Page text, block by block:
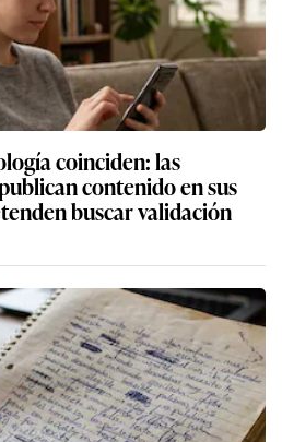
coinciden: las
contenido en sus
buscar validación